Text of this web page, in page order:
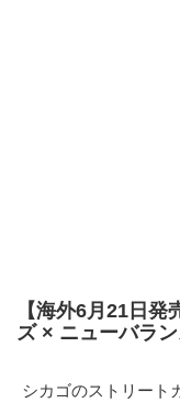
【海外6月21日
ズ × ニューバラ
シカゴのストリート